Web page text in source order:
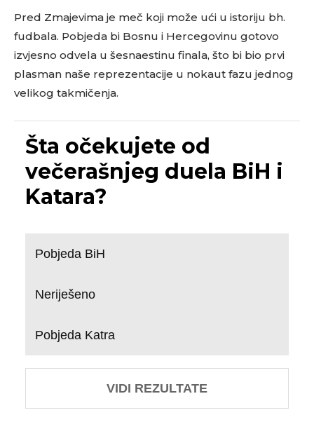
Pred Zmajevima je meč koji može ući u istoriju bh.
fudbala. Pobjeda bi Bosnu i Hercegovinu gotovo
izvjesno odvela u šesnaestinu finala, što bi bio prvi
plasman naše reprezentacije u nokaut fazu jednog
velikog takmičenja.
Šta očekujete od
večerašnjeg duela BiH i
Katara?
Pobjeda BiH
Neriješeno
Pobjeda Katra
VIDI REZULTATE